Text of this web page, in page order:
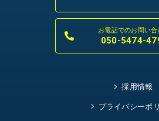
お電話でのお問い合
050-5474-
採用情報
プライバシーポ